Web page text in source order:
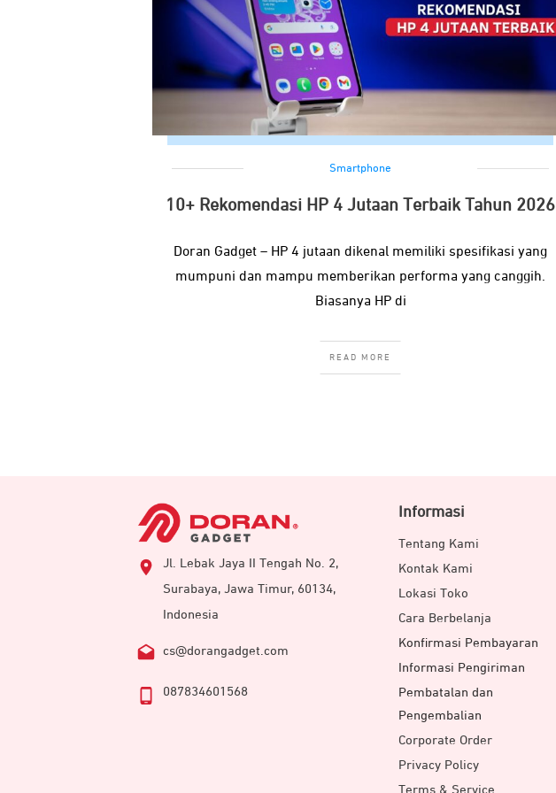
Smartphone
10+ Rekomendasi HP 4 Jutaan Terbaik Tahun 2026
Doran Gadget – HP 4 jutaan dikenal memiliki spesifikasi yang
mumpuni dan mampu memberikan performa yang canggih.
Biasanya HP di
READ MORE
Jl. Lebak Jaya II Tengah No. 2,
Surabaya, Jawa Timur, 60134,
Indonesia
cs@dorangadget.com
087834601568
Informasi
Tentang Kami
Kontak Kami
Lokasi Toko
Cara Berbelanja
Konfirmasi Pembayaran
Informasi Pengiriman
Pembatalan dan
Pengembalian
Corporate Order
Privacy Policy
Terms & Service